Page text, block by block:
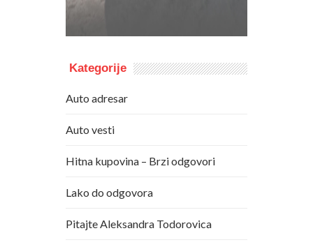
Kategorije
Auto adresar
Auto vesti
Hitna kupovina – Brzi odgovori
Lako do odgovora
Pitajte Aleksandra Todorovica